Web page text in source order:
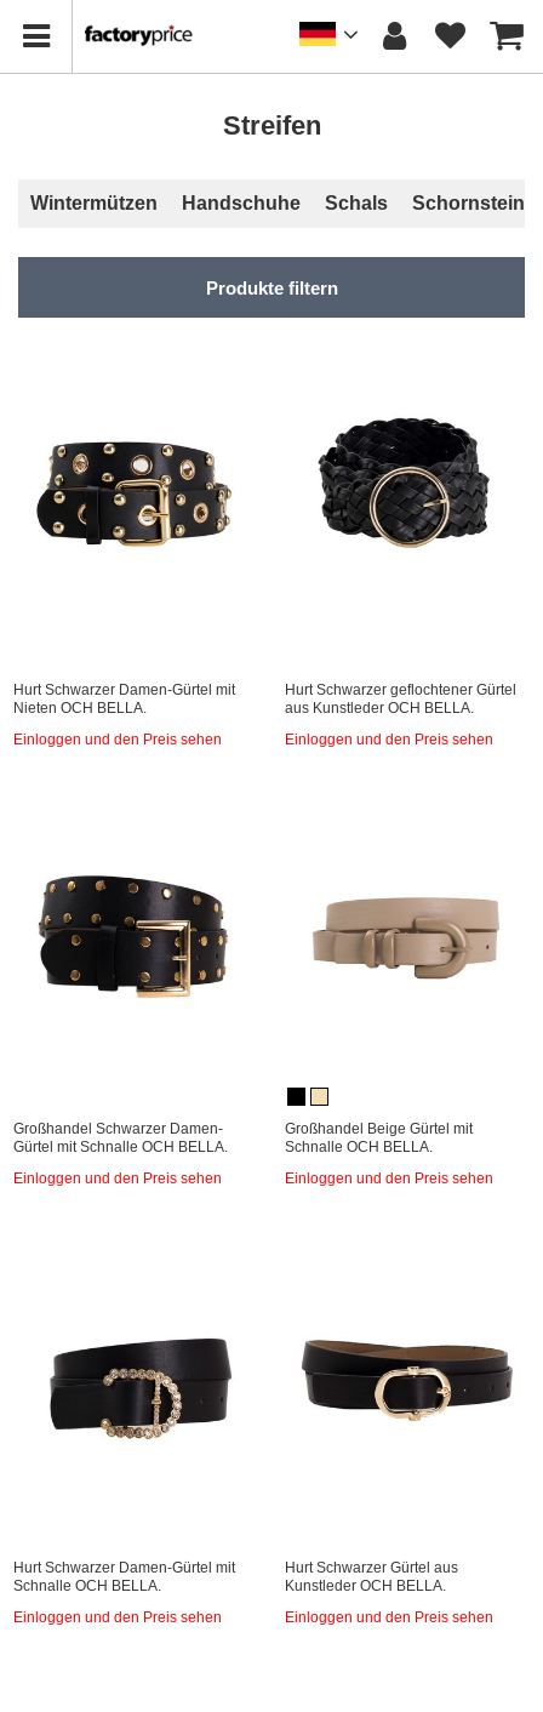
Streifen
Wintermützen Handschuhe Schals Schornsteine
Produkte filtern
Hurt Schwarzer Damen-Gürtel mit
Nieten OCH BELLA.
Einloggen und den Preis sehen
Hurt Schwarzer geflochtener Gürtel
aus Kunstleder OCH BELLA.
Einloggen und den Preis sehen
Großhandel Schwarzer Damen-
Gürtel mit Schnalle OCH BELLA.
Einloggen und den Preis sehen
Großhandel Beige Gürtel mit
Schnalle OCH BELLA.
Einloggen und den Preis sehen
Hurt Schwarzer Damen-Gürtel mit
Schnalle OCH BELLA.
Einloggen und den Preis sehen
Hurt Schwarzer Gürtel aus
Kunstleder OCH BELLA.
Einloggen und den Preis sehen